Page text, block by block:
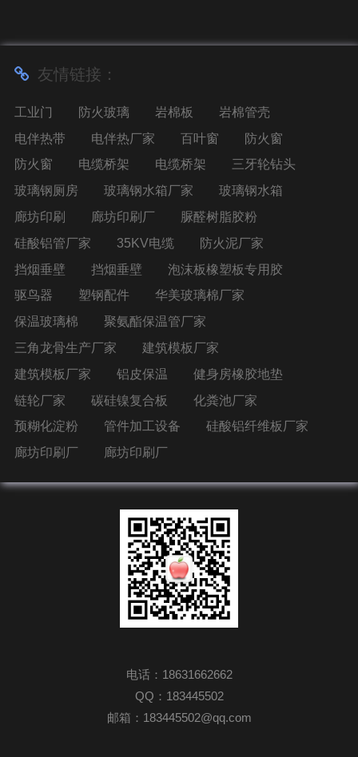
友情链接：
工业门 防火玻璃 岩棉板
岩棉管壳
电伴热带
电伴热厂家 百叶窗
防火窗
防火窗
电缆桥架 电缆桥架
三牙轮钻头
玻璃钢厕房
玻璃钢水箱厂家
玻璃钢水箱
廊坊印刷
廊坊印刷厂
脲醛树脂胶粉
硅酸铝管厂家
35KV电缆
防火泥厂家
挡烟垂壁
挡烟垂壁
泡沫板橡塑板专用胶
驱鸟器
塑钢配件
华美玻璃棉厂家
保温玻璃棉
聚氨酯保温管厂家
三角龙骨生产厂家
建筑模板厂家
建筑模板厂家
铝皮保温
健身房橡胶地垫
链轮厂家
碳硅镍复合板
化粪池厂家
预糊化淀粉
管件加工设备
硅酸铝纤维板厂家
廊坊印刷厂
廊坊印刷厂
电话：18631662662
QQ：183445502
邮箱：183445502@qq.com